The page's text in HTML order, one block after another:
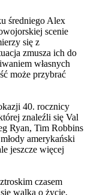
średniego Alex
scenie
się z
zmusza ich do
własnych
może przybrać
40. rocznicy
znaleźli się Val
Ryan, Tim Robbins
amerykański
jeszcze więcej
czasem
walką o życie,